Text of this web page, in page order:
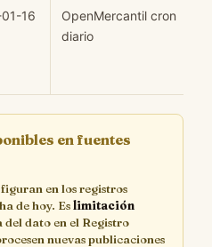
16
OpenMercantil cron
diario
en fuentes
en los registros
de hoy. Eslimitación
del dato en el Registro
nuevas publicaciones